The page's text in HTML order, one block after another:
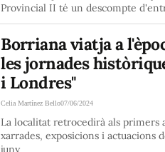
Provincial II té un descompte
Borriana viatja a
les jornades
i Londres"
Celia Martínez Bello07/06/2024
La localitat retrocedirà als primers
xarrades, exposicions i actuacions
juny